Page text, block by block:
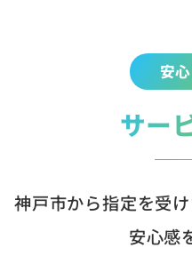
安
サー
神戸市から指定を受
安心感